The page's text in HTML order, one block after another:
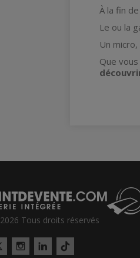
À la fin
Le ou la
Un
Que
Tous droits réservés
Tiktok